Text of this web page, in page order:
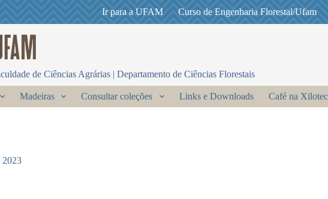
Ir para a UFAM Curso de Engenharia Florestal/Ufam
de Ciências Agrárias | Departamento de Ciências Florestais
Madeiras Consultar coleções Links e Downloads Café na
2023